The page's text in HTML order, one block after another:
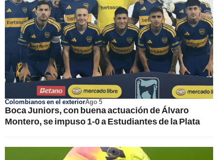
Colombianos en el exteriorAgo 5
Boca Juniors, con buena actuación de Álvaro
Montero, se impuso 1-0 a Estudiantes de la Plata